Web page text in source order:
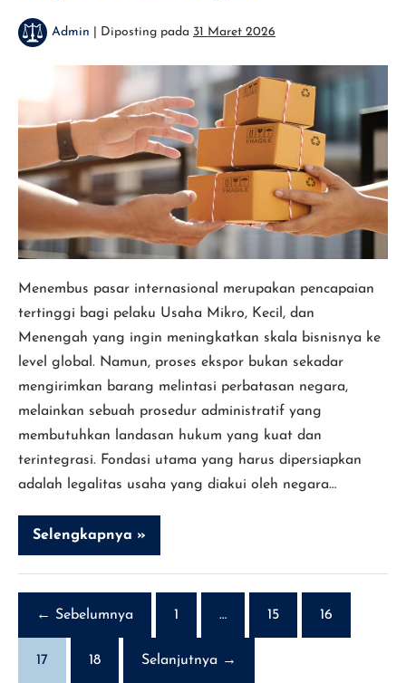
Admin Diposting pada 31 Maret 2026
Membuat
Legalitas
UMKM
Ekspor
ke
Negeri
Menembus pasar internasional merupakan pencapaian
tertinggi bagi pelaku Usaha Mikro, Kecil, dan
Menengah yang ingin meningkatkan skala bisnisnya ke
level global. Namun, proses ekspor bukan sekadar
mengirimkan barang melintasi perbatasan negara,
melainkan sebuah prosedur administratif yang
membutuhkan landasan hukum yang kuat dan
terintegrasi. Fondasi utama yang harus dipersiapkan
adalah legalitas usaha yang diakui oleh negara…
Selengkapnya »
Cara
Membuat
Legalitas
ke
← Sebelumnya 1 … 15 16
17 18 Selanjutnya →